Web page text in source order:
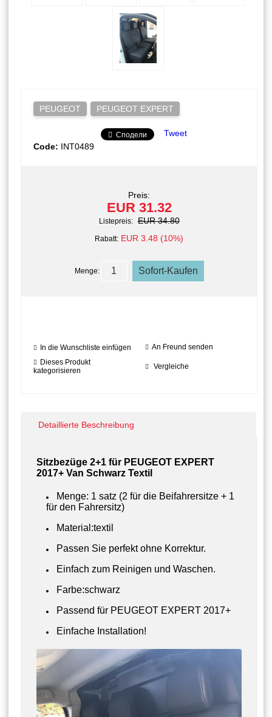
PEUGEOT PEUGEOT EXPERT
Сподели
Tweet
Code: INT0489
Preis:
EUR 31.32
Listepreis: EUR 34.80
Rabatt: EUR 3.48 (10%)
Menge:
In die Wunschliste einfügen
An Freund senden
Dieses Produkt
kategorisieren
Vergleiche
Detaillierte Beschreibung
Sitzbezüge 2+1 für PEUGEOT EXPERT
2017+ Van Schwarz Textil
Menge: 1 satz (2 für die Beifahrersitze + 1
für den Fahrersitz)
Material:textil
Passen Sie perfekt ohne Korrektur.
Einfach zum Reinigen und Waschen.
Farbe:schwarz
Passend für PEUGEOT EXPERT 2017+
Einfache Installation!